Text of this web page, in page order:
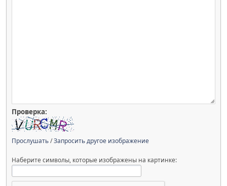
Проверка:
Прослушать/Запросить другое изображение
Наберите символы, которые изображены на картинке: